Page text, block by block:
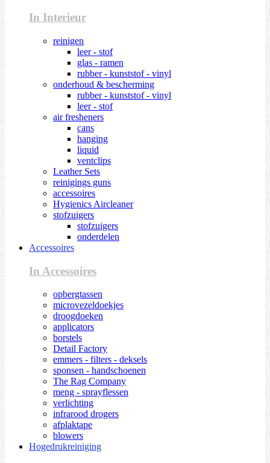
In Interieur
reinigen
leer - stof
glas - ramen
rubber - kunststof - vinyl
onderhoud & bescherming
rubber - kunststof - vinyl
leer - stof
air fresheners
cans
hanging
liquid
ventclips
Leather Sets
reinigings guns
accessoires
Hygienics Aircleaner
stofzuigers
stofzuigers
onderdelen
Accessoires
In Accessoires
opbergtassen
microvezeldoekjes
droogdoeken
applicators
borstels
Detail Factory
emmers - filters - deksels
sponsen - handschoenen
The Rag Company
meng - sprayflessen
verlichting
infrarood drogers
afplaktape
blowers
Hogedrukreiniging